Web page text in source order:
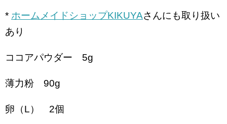
* ホームメイドショップKIKUYAさんにも取り扱い
あり
ココアパウダー 5g
薄力粉 90g
卵（L） 2個